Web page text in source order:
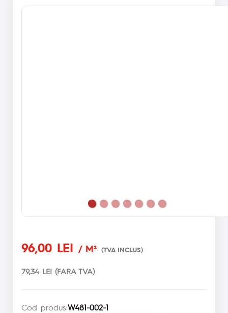
96,00 LEI / M² (TVA INCLUS)
79,34 LEI (FARA TVA)
Cod produs:W481-002-1